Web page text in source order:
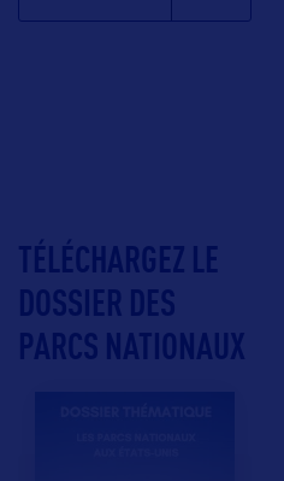
TÉLÉCHARGEZ LE
DOSSIER DES
PARCS NATIONAUX